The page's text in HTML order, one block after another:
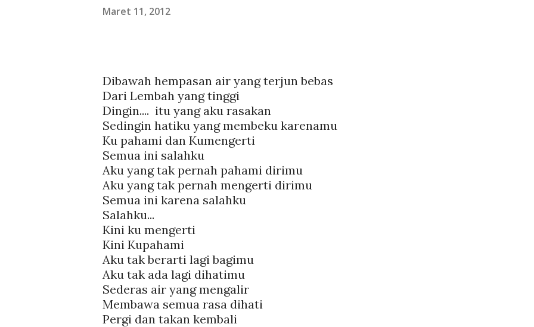
Maret 11, 2012
Dibawah hempasan air yang terjun bebas
Dari Lembah yang tinggi
Dingin.... itu yang aku rasakan
Sedingin hatiku yang membeku karenamu
Ku pahami dan Kumengerti
Semua ini salahku
Aku yang tak pernah pahami dirimu
Aku yang tak pernah mengerti dirimu
Semua ini karena salahku
Salahku...
Kini ku mengerti
Kini Kupahami
Aku tak berarti lagi bagimu
Aku tak ada lagi dihatimu
Sederas air yang mengalir
Membawa semua rasa dihati
Pergi dan takan kembali